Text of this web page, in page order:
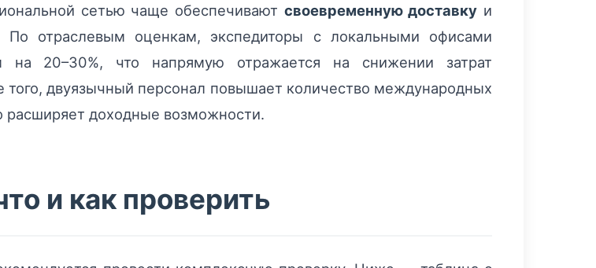
сетью чаще обеспечивают своевременную доставку и
отраслевым оценкам, экспедиторы с локальными офисами
20–30%, что напрямую отражается на снижении затрат
того, двуязычный персонал повышает количество международных
расширяет доходные возможности.
и как проверить